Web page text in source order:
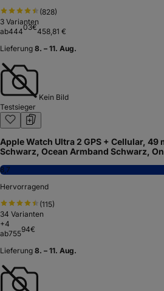
(828)
3 Varianten
ab44403€458,81 €
Lieferung 8. – 11. Aug.
Kein Bild
Testsieger
Apple Watch Ultra 2 GPS + Cellular, 49
Schwarz, Ocean Armband Schwarz,
8,7
Hervorragend
(115)
34 Varianten
+4
ab75594€
Lieferung 8. – 11. Aug.